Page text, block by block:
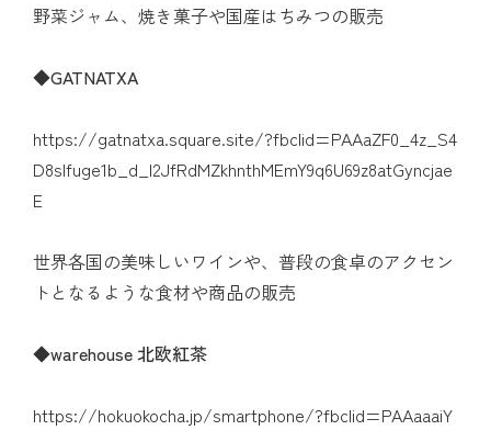
野菜ジャム、焼き菓子や国産はちみつの販売
◆GATNATXA
https://gatnatxa.square.site/?fbclid=PAAaZF0_4z_S4
D8slfuge1b_d_I2JfRdMZkhnthMEmY9q6U69z8atGyncjae
E
世界各国の美味しいワインや、普段の食卓のアクセン
トとなるような食材や商品の販売
◆warehouse 北欧紅茶
https://hokuokocha.jp/smartphone/?fbclid=PAAaaaiY